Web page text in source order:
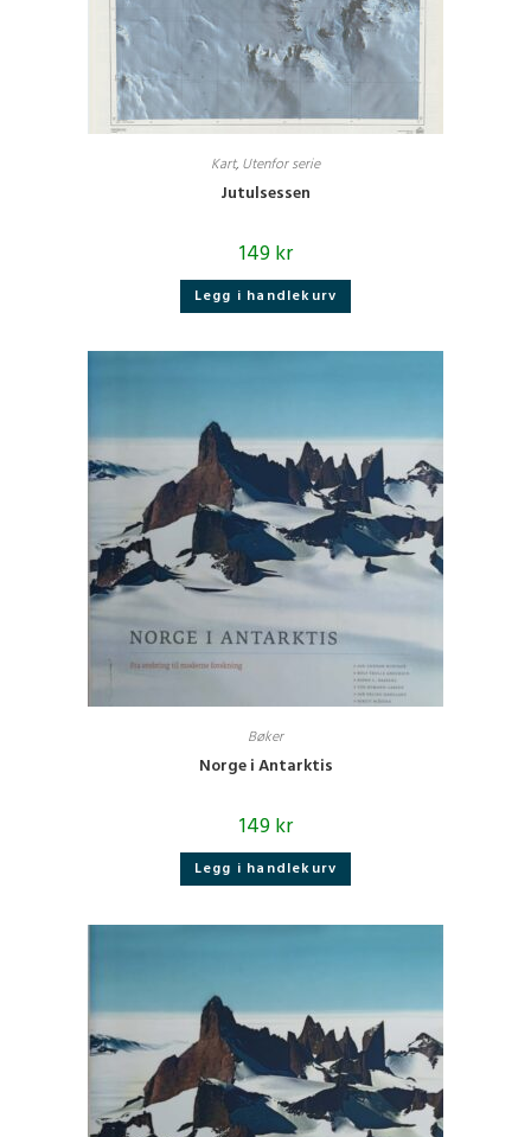
Kart, Utenfor serie
Jutulsessen
149kr
Legg i handlekurv
Bøker
Norge i Antarktis
149kr
Legg i handlekurv